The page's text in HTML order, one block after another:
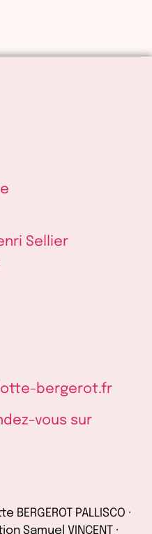
Sellier
bergerot.fr
vous sur
PALLISCO ·
Samuel VINCENT ·